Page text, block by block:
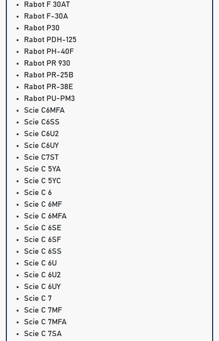
Rabot F 30AT
Rabot F-30A
Rabot P30
Rabot PDH-125
Rabot PH-40F
Rabot PR 930
Rabot PR-25B
Rabot PR-38E
Rabot PU-PM3
Scie C6MFA
Scie C6SS
Scie C6U2
Scie C6UY
Scie C7ST
Scie C 5YA
Scie C 5YC
Scie C 6
Scie C 6MF
Scie C 6MFA
Scie C 6SE
Scie C 6SF
Scie C 6SS
Scie C 6U
Scie C 6U2
Scie C 6UY
Scie C 7
Scie C 7MF
Scie C 7MFA
Scie C 7SA